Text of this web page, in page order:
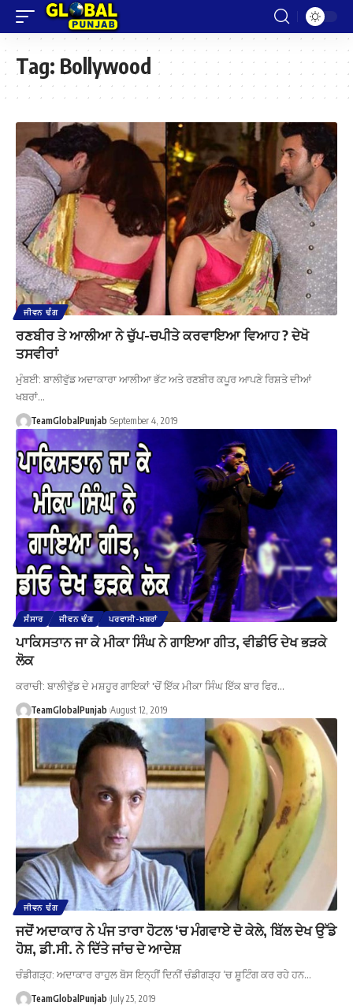
Tag: Bollywood
ਜੀਵਨ ਢੰਗ
ਰਣਬੀਰ ਤੇ ਆਲੀਆ ਨੇ ਚੁੱਪ-ਚਪੀਤੇ ਕਰਵਾਇਆ ਵਿਆਹ ? ਦੇਖੋ
ਤਸਵੀਰਾਂ
ਮੁੰਬਈ: ਬਾਲੀਵੁੱਡ ਅਦਾਕਾਰਾ ਆਲੀਆ ਭੱਟ ਅਤੇ ਰਣਬੀਰ ਕਪੂਰ ਆਪਣੇ ਰਿਸ਼ਤੇ ਦੀਆਂ
ਖਬਰਾਂ…
TeamGlobalPunjab September 4, 2019
ਸੰਸਾਰ ਜੀਵਨ ਢੰਗ ਪਰਵਾਸੀ-ਖ਼ਬਰਾਂ
ਪਾਕਿਸਤਾਨ ਜਾ ਕੇ ਮੀਕਾ ਸਿੰਘ ਨੇ ਗਾਇਆ ਗੀਤ, ਵੀਡੀਓ ਦੇਖ ਭੜਕੇ
ਲੋਕ
ਕਰਾਚੀ: ਬਾਲੀਵੁੱਡ ਦੇ ਮਸ਼ਹੂਰ ਗਾਇਕਾਂ 'ਚੋਂ ਇੱਕ ਮੀਕਾ ਸਿੰਘ ਇੱਕ ਬਾਰ ਫਿਰ…
TeamGlobalPunjab August 12, 2019
ਜੀਵਨ ਢੰਗ
ਜਦੋਂ ਅਦਾਕਾਰ ਨੇ ਪੰਜ ਤਾਰਾ ਹੋਟਲ ‘ਚ ਮੰਗਵਾਏ ਦੋ ਕੇਲੇ, ਬਿੱਲ ਦੇਖ ਉੱਡੇ
ਹੋਸ਼, ਡੀ.ਸੀ. ਨੇ ਦਿੱਤੇ ਜਾਂਚ ਦੇ ਆਦੇਸ਼
ਚੰਡੀਗੜ੍ਹ: ਅਦਾਕਾਰ ਰਾਹੁਲ ਬੋਸ ਇਨ੍ਹੀਂ ਦਿਨੀਂ ਚੰਡੀਗੜ੍ਹ ‘ਚ ਸ਼ੂਟਿੰਗ ਕਰ ਰਹੇ ਹਨ…
TeamGlobalPunjab July 25, 2019